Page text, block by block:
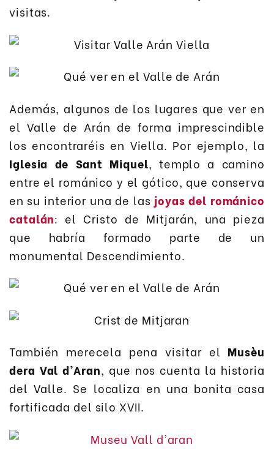
visitas.
Además, algunos de los lugares que ver en
el Valle de Arán de forma imprescindible
los encontraréis en Viella. Por ejemplo, la
Iglesia de Sant Miquel, templo a camino
entre el románico y el gótico, que conserva
en su interior una de las joyas del románico
catalán: el Cristo de Mitjarán, una pieza
que habría formado parte de un
monumental Descendimiento.
También merecela pena visitar el Musèu
dera Val d’Aran, que nos cuenta la historia
del Valle. Se localiza en una bonita casa
fortificada del silo XVII.